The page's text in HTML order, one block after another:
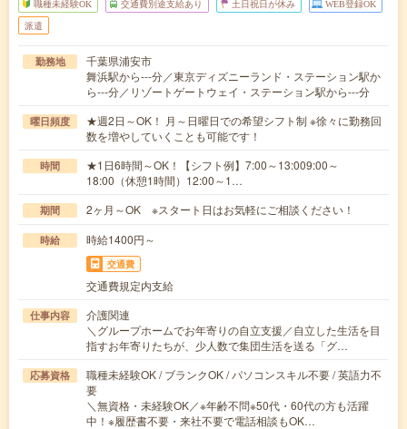
職種未経験OK 交通費別途支給あり 土日祝日が休み WEB登録OK
派遣
勤務地
千葉県浦安市
舞浜駅から---分／東京ディズニーランド・ステーション駅か
ら---分／リゾートゲートウェイ・ステーション駅から---分
曜日頻度
★週2日～OK！ 月～日曜日での希望シフト制 ※徐々に勤務回
数を増やしていくことも可能です！
時間
★1日6時間～OK！【シフト例】7:00～13:009:00～
18:00（休憩1時間）12:00～1…
期間 2ヶ月～OK ※スタート日はお気軽にご相談ください！
時給 時給1400円～
交通費
交通費規定内支給
仕事内容
介護関連
＼グループホームでお年寄りの自立支援／自立した生活を目
指すお年寄りたちが、少人数で集団生活を送る「グ…
応募資格
職種未経験OK / ブランクOK / パソコンスキル不要 / 英語力不
要
＼無資格・未経験OK／※年齢不問※50代・60代の方も活躍
中！※履歴書不要・来社不要で電話相談もOK…